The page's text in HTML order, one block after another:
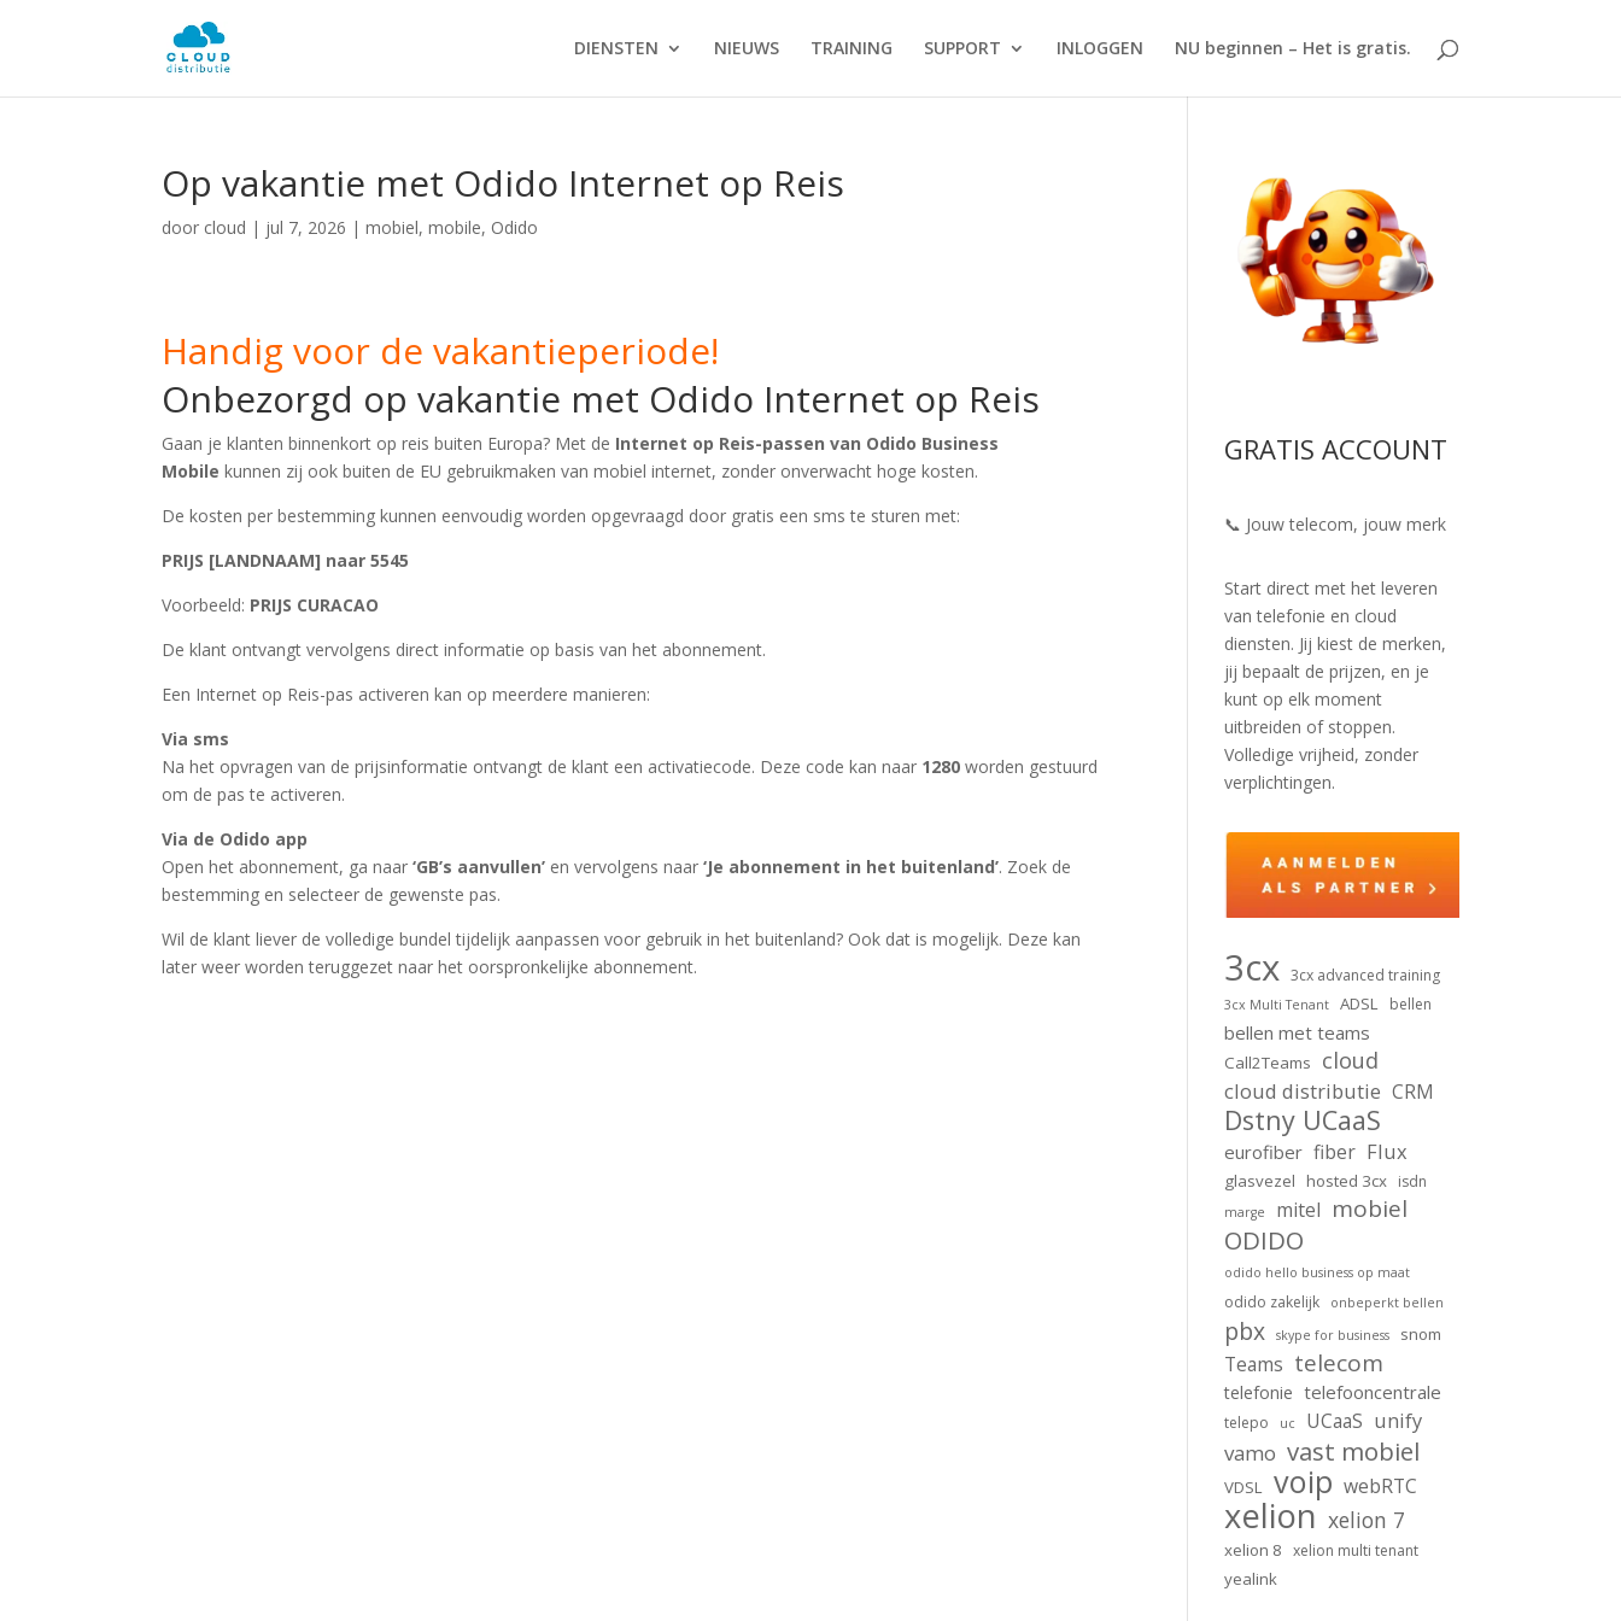
DIENSTEN NIEUWS TRAINING SUPPORT INLOGGEN NU beginnen – Het is gratis.
Op vakantie met Odido Internet op Reis
door cloud | jul 7, 2026 |mobiel,mobile, Odido
Handig voor de vakantieperiode!
Onbezorgd op vakantie met Odido Internet op Reis
Gaan je klanten binnenkort op reis buiten Europa? Met de Internet op Reis-passen van Odido Business
Mobile kunnen zij ook buiten de EU gebruikmaken van mobiel internet, zonder onverwacht hoge kosten.
De kosten per bestemming kunnen eenvoudig worden opgevraagd door gratis een sms te sturen met:
PRIJS [LANDNAAM] naar 5545
Voorbeeld: PRIJS CURACAO
De klant ontvangt vervolgens direct informatie op basis van het abonnement.
Een Internet op Reis-pas activeren kan op meerdere manieren:
Via sms
Na het opvragen van de prijsinformatie ontvangt de klant een activatiecode. Deze code kan naar 1280 worden gestuurd
om de pas te activeren.
Via de Odido app
Open het abonnement, ga naar ‘GB’s aanvullen’ en vervolgens naar ‘Je abonnement in het buitenland’. Zoek de
bestemming en selecteer de gewenste pas.
Wil de klant liever de volledige bundel tijdelijk aanpassen voor gebruik in het buitenland? Ook dat is mogelijk. Deze kan
later weer worden teruggezet naar het oorspronkelijke abonnement.
GRATIS ACCOUNT
📞 Jouw telecom, jouw merk
Start direct met het leveren
van telefonie en cloud
diensten. Jij kiest de merken,
jij bepaalt de prijzen, en je
kunt op elk moment
uitbreiden of stoppen.
Volledige vrijheid, zonder
verplichtingen.
3cx 3cx advanced training
3cx Multi Tenant ADSL bellen
bellen met teams
Call2Teams cloud
cloud distributie CRM
Dstny UCaaS
eurofiber fiber Flux
glasvezel hosted 3cx isdn
marge mitel mobiel
ODIDO
odido hello business op maat
odido zakelijk onbeperkt bellen
pbx skype for business snom
Teams telecom
telefonie telefooncentrale
telepo uc UCaaS unify
vamo vast mobiel
VDSL voip webRTC
xelion xelion 7
xelion 8 xelion multi tenant
yealink